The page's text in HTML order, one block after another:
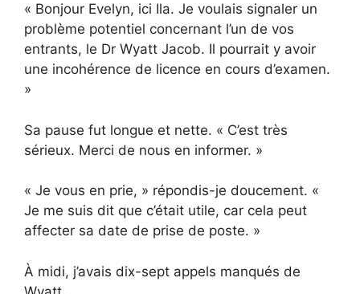
« Bonjour Evelyn, ici Ila. Je voulais signaler un
problème potentiel concernant l’un de vos
entrants, le Dr Wyatt Jacob. Il pourrait y avoir
une incohérence de licence en cours d’examen.
»
Sa pause fut longue et nette. « C’est très
sérieux. Merci de nous en informer. »
« Je vous en prie, » répondis-je doucement. «
Je me suis dit que c’était utile, car cela peut
affecter sa date de prise de poste. »
À midi, j’avais dix-sept appels manqués de